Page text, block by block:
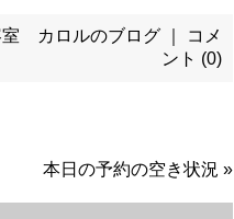
室 カロルのブログ
コメ
ント (0)
本日の予約の空き状況 »